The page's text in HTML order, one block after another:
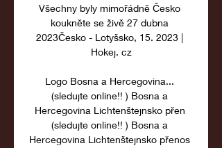
Všechny byly mimořádně Česko
koukněte se živě 27 dubna
2023Česko - Lotyšsko, 15. 2023 |
Hokej. cz
Logo Bosna a Hercegovina...
(sledujte online!! ) Bosna a
Hercegovina Lichtenštejnsko přen
(sledujte online!! ) Bosna a
Hercegovina Lichtenštejnsko přenos